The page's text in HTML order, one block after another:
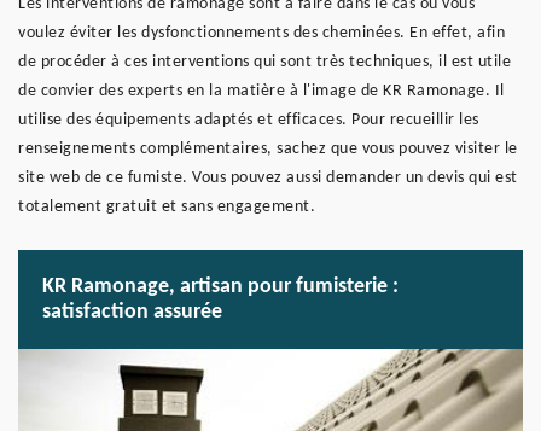
Les interventions de ramonage sont à faire dans le cas où vous
voulez éviter les dysfonctionnements des cheminées. En effet, afin
de procéder à ces interventions qui sont très techniques, il est utile
de convier des experts en la matière à l'image de KR Ramonage. Il
utilise des équipements adaptés et efficaces. Pour recueillir les
renseignements complémentaires, sachez que vous pouvez visiter le
site web de ce fumiste. Vous pouvez aussi demander un devis qui est
totalement gratuit et sans engagement.
KR Ramonage, artisan pour fumisterie :
satisfaction assurée